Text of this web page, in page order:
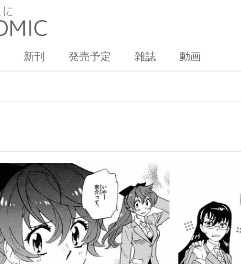
新刊 発売予定 雑誌 動画